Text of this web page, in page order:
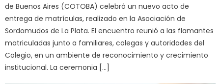
de Buenos Aires (COTOBA) celebró un nuevo acto de
entrega de matrículas, realizado en la Asociación de
Sordomudos de La Plata. El encuentro reunió a las flamantes
matriculadas junto a familiares, colegas y autoridades del
Colegio, en un ambiente de reconocimiento y crecimiento
institucional. La ceremonia […]